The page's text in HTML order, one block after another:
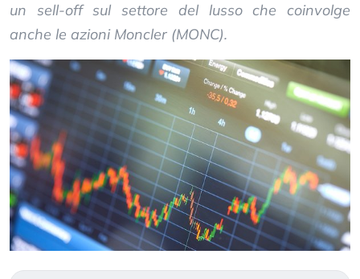
un sell-off sul settore del lusso che coinvolge
anche le azioni Moncler (MONC).